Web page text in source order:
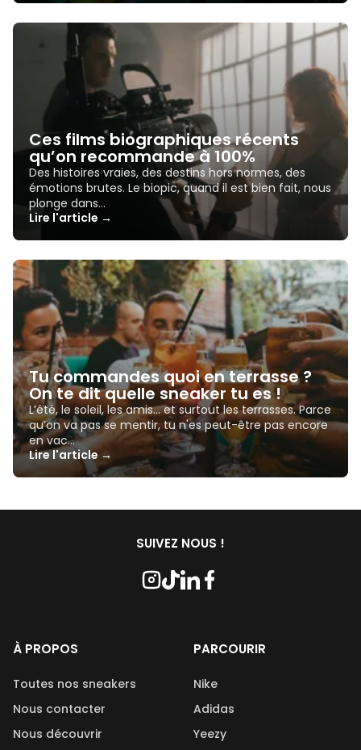
Ces films biographiques récents
qu’on recommande à 100%
Des histoires vraies, des destins hors normes, des
émotions brutes. Le biopic, quand il est bien fait, nous
plonge dans…
Lire l'article →
Tu commandes quoi en terrasse ?
On te dit quelle sneaker tu es !
L’été, le soleil, les amis… et surtout les terrasses. Parce
qu’on va pas se mentir, tu n'es peut-être pas encore
en vac…
Lire l'article →
SUIVEZ NOUS !
À PROPOS
Toutes nos sneakers
Nous contacter
Nous découvrir
PARCOURIR
Nike
Adidas
Yeezy